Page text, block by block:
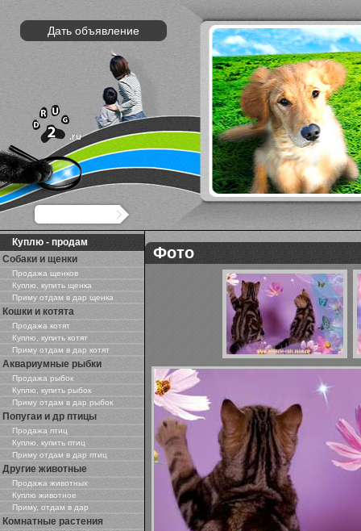
Дать объявление
Фото
Куплю - продам
Собаки и щенки
Продажа щенков
Куплю, купить щенка
Приму отдам в дар щенка
Кошки и котята
Продажа котят
Куплю, купить котят
Приму отдам в дар котят
Аквариумные рыбки
Продажа рыбок
Куплю, купить рыбок
Приму отдам в дар рыбок
Попугаи и др птицы
Продажа птиц
Куплю, купить птиц
Приму отдам в дар птиц
Другие животные
Продажа животных
Куплю животное
Приму, отдам в дар
Комнатные растения